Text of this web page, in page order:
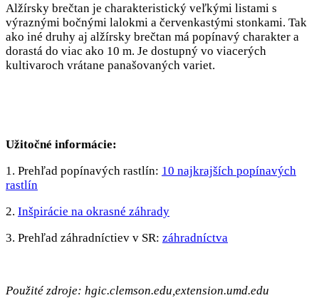
Alžírsky brečtan je charakteristický veľkými listami s
výraznými bočnými lalokmi a červenkastými stonkami. Tak
ako iné druhy aj alžírsky brečtan má popínavý charakter a
dorastá do viac ako 10 m. Je dostupný vo viacerých
kultivaroch vrátane panašovaných variet.
Užitočné informácie:
1. Prehľad popínavých rastlín: 10 najkrajších popínavých
rastlín
2. Inšpirácie na okrasné záhrady
3. Prehľad záhradníctiev v SR: záhradníctva
Použité zdroje: hgic.clemson.edu,extension.umd.edu